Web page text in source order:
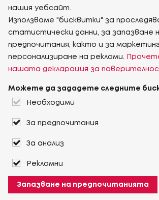
нашия уебсайт.
Използваме "бисквитки" за
статистически данни, за запазване
предпочитания, както и за
персонализиране на реклами.
нашата декларация за
Можете да зададете следните
Необходими
За предпочитания
За анализ
Рекламни
Запазване на предпочитанията